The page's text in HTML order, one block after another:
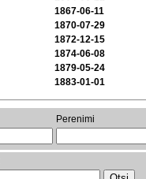
1867-06-11
1870-07-29
1872-12-15
1874-06-08
1879-05-24
1883-01-01
Perenimi